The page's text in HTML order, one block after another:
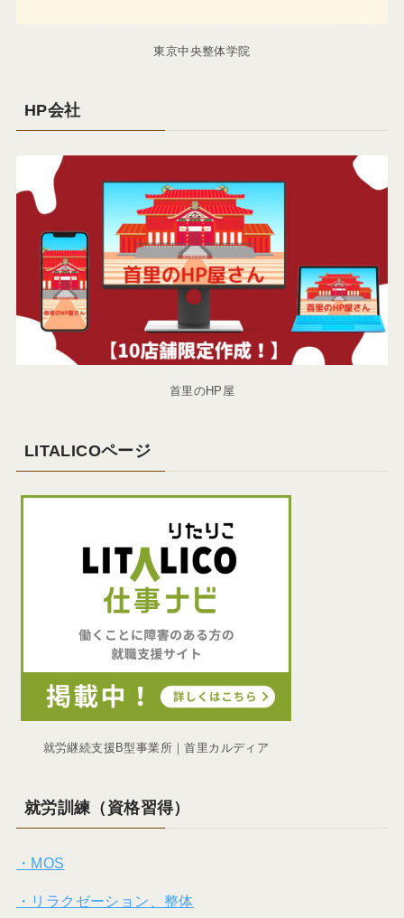
東京中央整体学院
HP会社
首里のHP屋
LITALICOページ
就労継続支援B型事業所｜首里カルディア
就労訓練（資格習得）
・MOS
・リラクゼーション、整体